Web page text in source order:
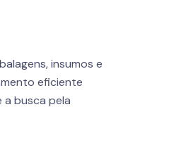
insumos e
eficiente
a busca pela